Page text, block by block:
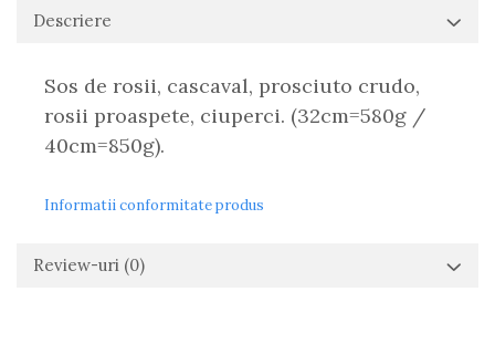
Descriere
Sos de rosii, cascaval, prosciuto crudo,
rosii proaspete, ciuperci. (32cm=580g /
40cm=850g).
Informatii conformitate produs
Review-uri (0)